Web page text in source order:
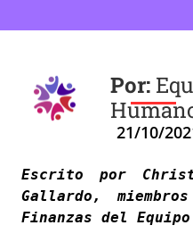
Escrito por
Gallardo,
Finanzas del Equipo
21/10/